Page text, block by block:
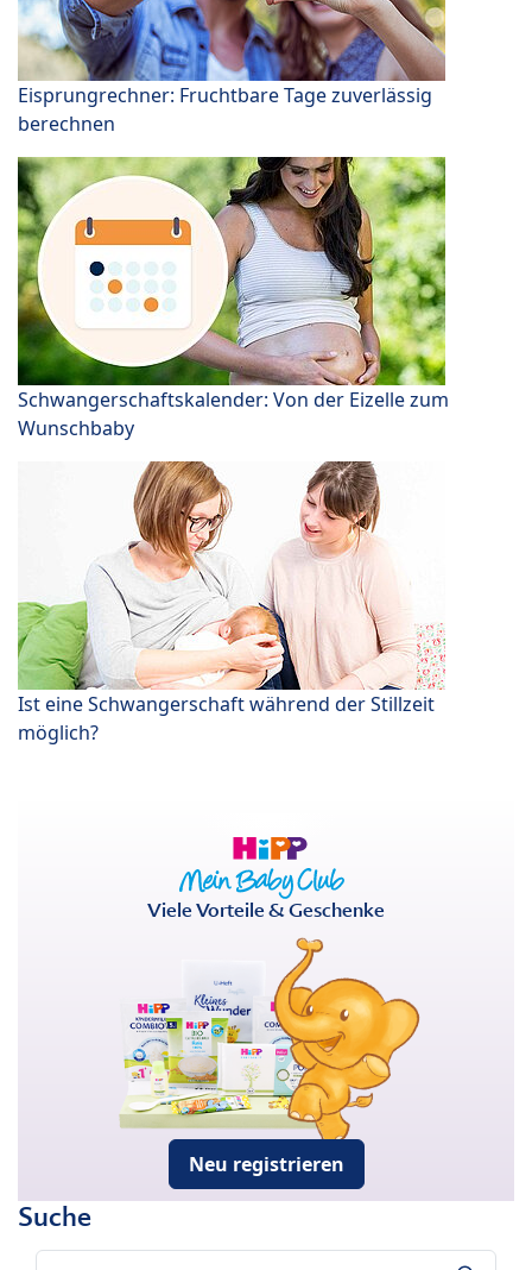
Eisprungrechner: Fruchtbare Tage zuverlässig
berechnen
Schwangerschaftskalender: Von der Eizelle zum
Wunschbaby
Ist eine Schwangerschaft während der Stillzeit
möglich?
Viele Vorteile & Geschenke
Neu registrieren
Suche